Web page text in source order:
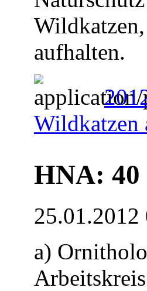
aufhalten.
Wildkatzen
HNA: 40
25.01.2012
a)